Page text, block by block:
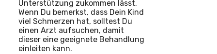
Unterstützung zukommen lässt.
Wenn Du bemerkst, dass Dein Kind
viel Schmerzen hat, solltest Du
einen Arzt aufsuchen, damit
dieser eine geeignete Behandlung
einleiten kann.